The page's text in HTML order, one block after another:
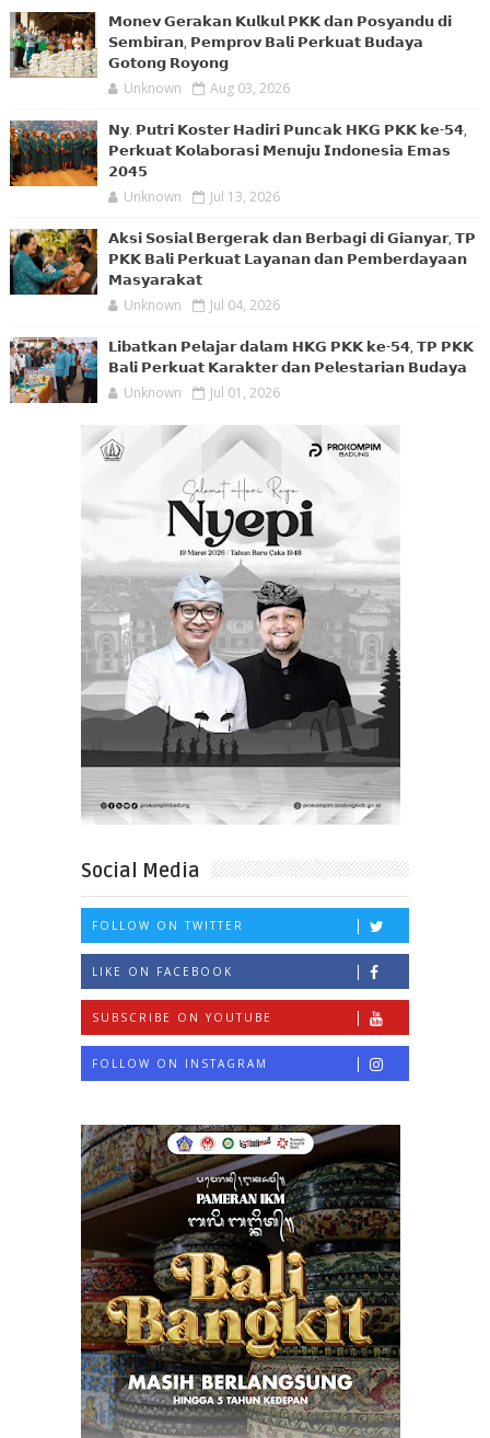
𝗠𝗼𝗻𝗲𝘃 𝗚𝗲𝗿𝗮𝗸𝗮𝗻 𝗞𝘂𝗹𝗸𝘂𝗹 𝗣𝗞𝗞 𝗱𝗮𝗻 𝗣𝗼𝘀𝘆𝗮𝗻𝗱𝘂 𝗱𝗶
𝗦𝗲𝗺𝗯𝗶𝗿𝗮𝗻, 𝗣𝗲𝗺𝗽𝗿𝗼𝘃 𝗕𝗮𝗹𝗶 𝗣𝗲𝗿𝗸𝘂𝗮𝘁 𝗕𝘂𝗱𝗮𝘆𝗮
𝗚𝗼𝘁𝗼𝗻𝗴 𝗥𝗼𝘆𝗼𝗻𝗴
Unknown Aug 03, 2026
𝗡𝘆. 𝗣𝘂𝘁𝗿𝗶 𝗞𝗼𝘀𝘁𝗲𝗿 𝗛𝗮𝗱𝗶𝗿𝗶 𝗣𝘂𝗻𝗰𝗮𝗸 𝗛𝗞𝗚 𝗣𝗞𝗞 𝗸𝗲-𝟱𝟰,
𝗣𝗲𝗿𝗸𝘂𝗮𝘁 𝗞𝗼𝗹𝗮𝗯𝗼𝗿𝗮𝘀𝗶 𝗠𝗲𝗻𝘂𝗷𝘂 𝗜𝗻𝗱𝗼𝗻𝗲𝘀𝗶𝗮 𝗘𝗺𝗮𝘀
𝟮𝟬𝟰𝟱
Unknown Jul 13, 2026
𝗔𝗸𝘀𝗶 𝗦𝗼𝘀𝗶𝗮𝗹 𝗕𝗲𝗿𝗴𝗲𝗿𝗮𝗸 𝗱𝗮𝗻 𝗕𝗲𝗿𝗯𝗮𝗴𝗶 𝗱𝗶 𝗚𝗶𝗮𝗻𝘆𝗮𝗿, 𝗧𝗣
𝗣𝗞𝗞 𝗕𝗮𝗹𝗶 𝗣𝗲𝗿𝗸𝘂𝗮𝘁 𝗟𝗮𝘆𝗮𝗻𝗮𝗻 𝗱𝗮𝗻 𝗣𝗲𝗺𝗯𝗲𝗿𝗱𝗮𝘆𝗮𝗮𝗻
𝗠𝗮𝘀𝘆𝗮𝗿𝗮𝗸𝗮𝘁
Unknown Jul 04, 2026
𝗟𝗶𝗯𝗮𝘁𝗸𝗮𝗻 𝗣𝗲𝗹𝗮𝗷𝗮𝗿 𝗱𝗮𝗹𝗮𝗺 𝗛𝗞𝗚 𝗣𝗞𝗞 𝗸𝗲-𝟱𝟰, 𝗧𝗣 𝗣𝗞𝗞
𝗕𝗮𝗹𝗶 𝗣𝗲𝗿𝗸𝘂𝗮𝘁 𝗞𝗮𝗿𝗮𝗸𝘁𝗲𝗿 𝗱𝗮𝗻 𝗣𝗲𝗹𝗲𝘀𝘁𝗮𝗿𝗶𝗮𝗻 𝗕𝘂𝗱𝗮𝘆𝗮
Unknown Jul 01, 2026
Social Media
FOLLOW ON TWITTER
LIKE ON FACEBOOK
SUBSCRIBE ON YOUTUBE
FOLLOW ON INSTAGRAM